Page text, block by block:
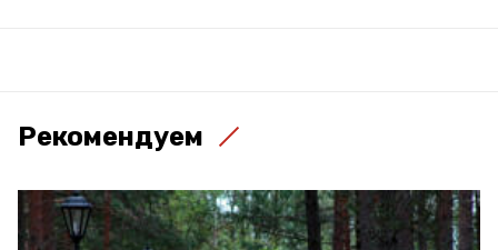
Рекомендуем